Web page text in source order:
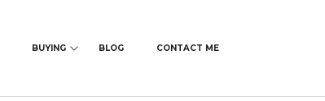
BUYING BLOG CONTACT ME